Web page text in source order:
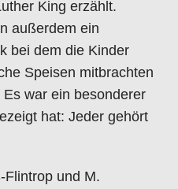
King erzählt.
außerdem ein
bei dem die Kinder
Speisen mitbrachten
war ein besonderer
hat: Jeder gehört
Flintrop und M.